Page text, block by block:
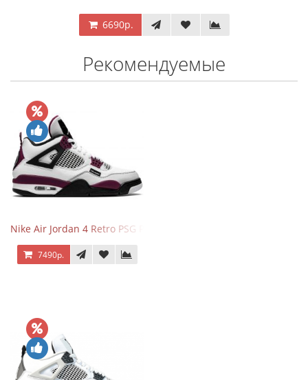
6690р.
Рекомендуемые
Nike Air Jordan 4 Retro PSG Paris Saint-Germain
7490р.